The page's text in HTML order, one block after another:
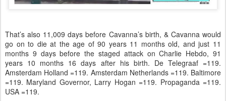
That’s also 11,009 days before Cavanna’s birth, & Cavanna would
go on to die at the age of 90 years 11 months old, and just 11
months 9 days before the staged attack on Charlie Hebdo, 91
years 10 months 16 days after his birth. De Telegraaf =119.
Amsterdam Holland =119. Amsterdam Netherlands =119. Baltimore
=119. Maryland Governor, Larry Hogan =119. Propaganda =119.
USA =119.